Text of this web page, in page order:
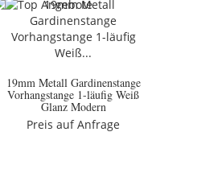
19mm Metall Gardinenstange
Vorhangstange 1-läufig Weiß
Glanz Modern
Preis auf Anfrage